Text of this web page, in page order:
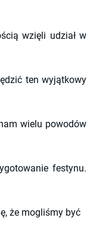
wzięli udział w
ten wyjątkowy
wielu powodów
festynu.
że mogliśmy być